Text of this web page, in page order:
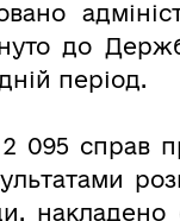
до
період.
095 справ
накладено